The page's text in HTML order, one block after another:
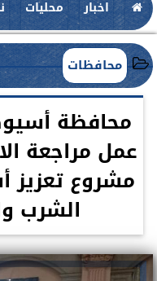
اخبار محليات
محافظات
محافظة
عمل مراجعة
مشروع تعزيز
الشرب